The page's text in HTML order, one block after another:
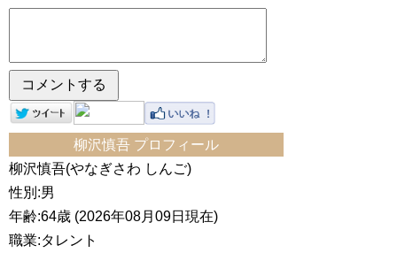
柳沢慎吾 プロフィール
柳沢慎吾(やなぎさわ しんご)
性別:男
年齢:64歳 (2026年08月09日現在)
職業:タレント